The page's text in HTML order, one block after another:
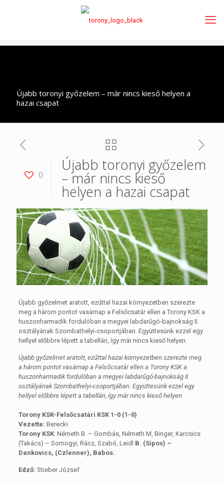
Újabb toronyi győzelem – már nincs kieső helyen a
hazai csapat
0
Újabb toronyi győzelem
– már nincs kieső
helyen a hazai csapat
Újabb győzelmet aratott, ezűttal hazai környezetben szerezte
meg a három pontot vasárnap a Felsőcsatár ellen a Torony KSK a
huszonharmadik fordulóban a megyei labdarűgó-bajnokság II.
osztályának Szombathelyi-csoportjában. Együttesünk ezzel egy
hellyel előbbre lépett a tabellán, így már nincs kieső helyen.
Újabb győzelmet aratott, ezűttal hazai környezetben szerezte meg
a három pontot vasárnap a Felsőcsatár ellen a Torony KSK a
huszonharmadik fordulóban a megyei labdarűgó-bajnokság II.
osztályának Szombathelyi-csoportjában. Együttesünk ezzel egy
hellyel előbbre lépett a tabellán, így már nincs kieső helyen.
Torony KSK-Felsőcsatári KSK 1-0 (1-0)
Vezette: Berecki
Torony KSK: Németh B. – Gombás, Németh M, Binger, Karcsics
(Takács) – Somogyi, Rácz, Szabó, Leidl B. (Sipos) –
Dankovics, (Czlenner), Babos.
Edző: Stieber József